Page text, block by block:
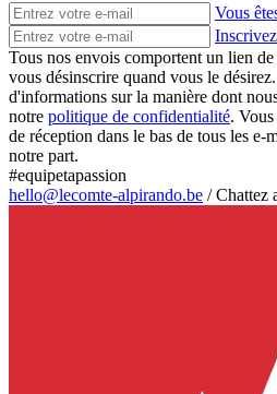
Vous
Tous nos envois comportent un lien
vous désinscrire quand vous le
d'informations sur la manière dont
notre politique de confidentialité.
de réception dans le bas de tous les e-
notre part.
#equipetapassion
hello@lecomte-alpirando.be /Chattez